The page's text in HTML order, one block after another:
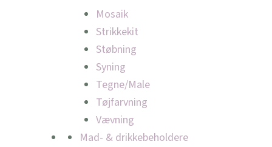
Mosaik
Strikkekit
Støbning
Syning
Tegne/Male
Tøjfarvning
Vævning
Mad- & drikkebeholdere